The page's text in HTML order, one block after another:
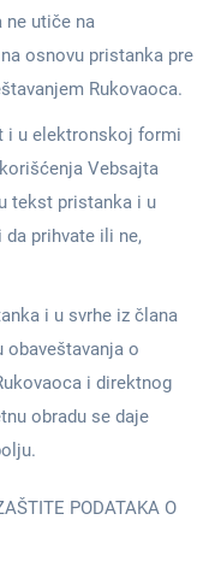
ne utiče na
osnovu pristanka pre
Rukovaoca.
i u elektronskoj formi
Vebsajta
tekst pristanka i u
prihvate ili ne,
i u svrhe iz člana
obaveštavanja o
i direktnog
obradu se daje
PODATAKA O